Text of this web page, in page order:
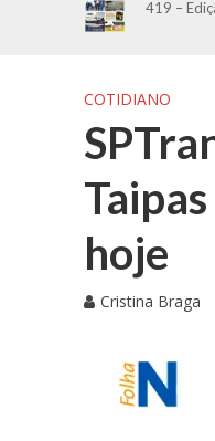
419 –
COTIDIANO
hoje
Cristina Braga